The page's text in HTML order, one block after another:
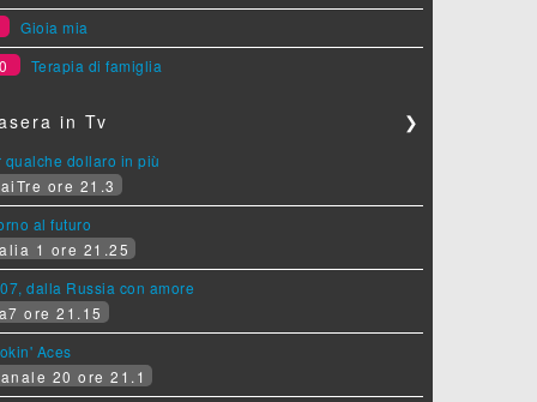
Gioia mia
Terapia di famiglia
in Tv ❯
qualche dollaro in più
ore 21.3
al futuro
1 ore 21.25
dalla Russia con amore
ore 21.15
Aces
20 ore 21.1